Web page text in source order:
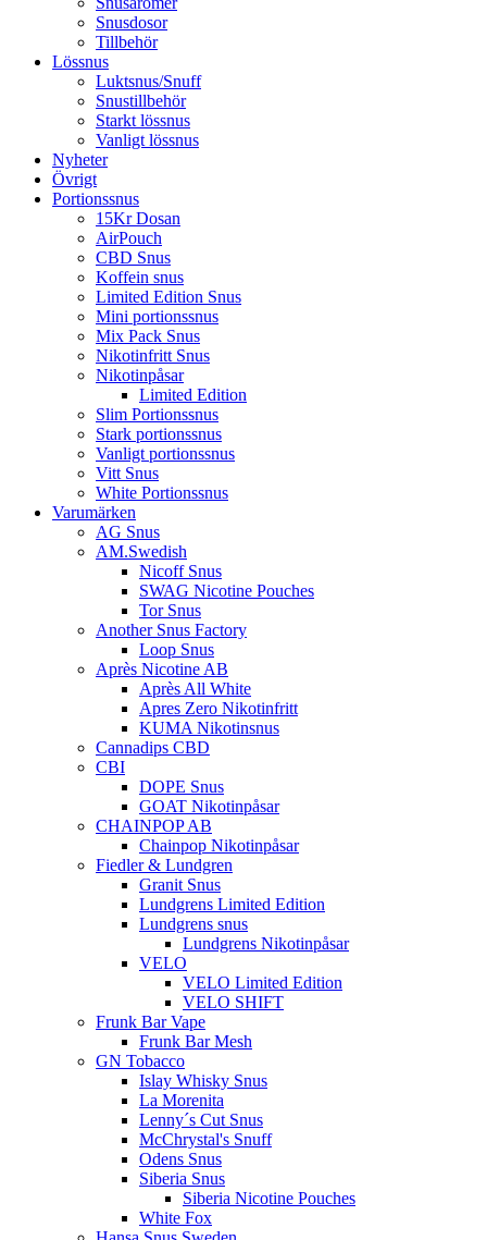
Snusdosor
Tillbehör
Lössnus
Luktsnus/Snuff
Snustillbehör
Starkt lössnus
Vanligt lössnus
Nyheter
Övrigt
Portionssnus
15Kr Dosan
AirPouch
CBD Snus
Koffein snus
Limited Edition Snus
Mini portionssnus
Mix Pack Snus
Nikotinfritt Snus
Nikotinpåsar
Limited Edition
Slim Portionssnus
Stark portionssnus
Vanligt portionssnus
Vitt Snus
White Portionssnus
Varumärken
AG Snus
AM.Swedish
Nicoff Snus
SWAG Nicotine Pouches
Tor Snus
Another Snus Factory
Loop Snus
Après Nicotine AB
Après All White
Apres Zero Nikotinfritt
KUMA Nikotinsnus
Cannadips CBD
CBI
DOPE Snus
GOAT Nikotinpåsar
CHAINPOP AB
Chainpop Nikotinpåsar
Fiedler & Lundgren
Granit Snus
Lundgrens Limited Edition
Lundgrens snus
Lundgrens Nikotinpåsar
VELO
VELO Limited Edition
VELO SHIFT
Frunk Bar Vape
Frunk Bar Mesh
GN Tobacco
Islay Whisky Snus
La Morenita
Lenny´s Cut Snus
McChrystal's Snuff
Odens Snus
Siberia Snus
Siberia Nicotine Pouches
White Fox